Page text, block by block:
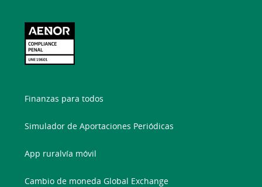
Finanzas para todos
Simulador de Aportaciones Periódicas
App ruralvía móvil
Cambio de moneda Global Exchange